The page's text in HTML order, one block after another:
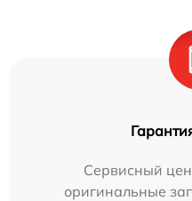
Сервисный
оригинальные